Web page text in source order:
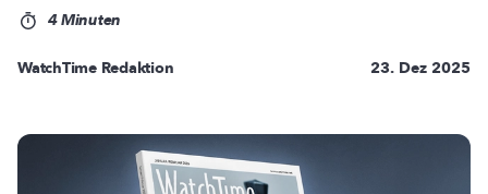
4 Minuten
WatchTime Redaktion 23. Dez 2025